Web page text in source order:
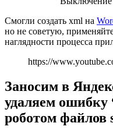
Смогли создать xml на
но не советую,
наглядности процесса
https://
Заносим в
удаляем ошибку
роботом файлов